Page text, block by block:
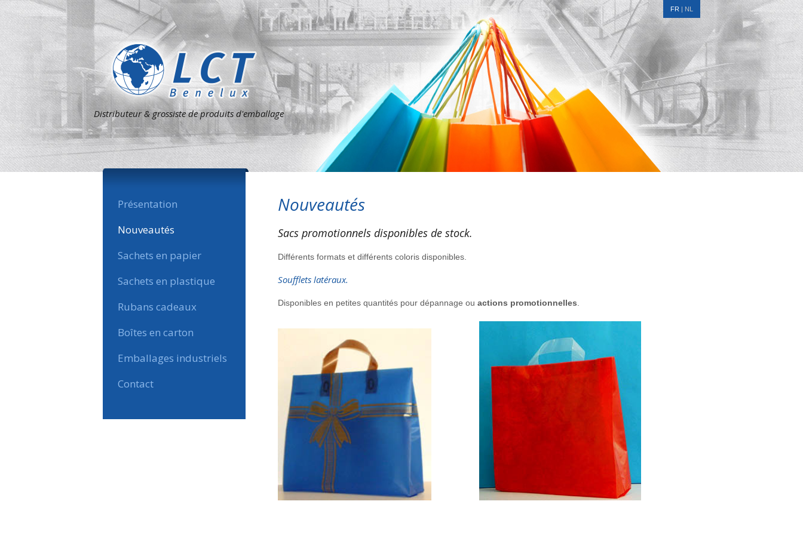
FR | NL
Distributeur & grossiste de produits d'emballage
Présentation
Nouveautés
Sachets en papier
Sachets en plastique
Rubans cadeaux
Boîtes en carton
Emballages industriels
Contact
Nouveautés
Sacs promotionnels disponibles de stock.
Différents formats et différents coloris disponibles.
Soufflets latéraux.
Disponibles en petites quantités pour dépannage ou actions promotionnelles